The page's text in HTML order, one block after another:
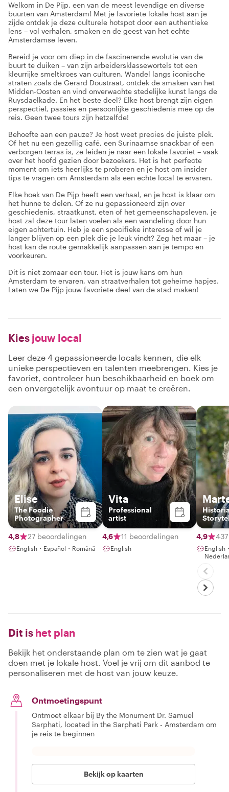
Welkom in De Pijp, een van de meest levendige en diverse
buurten van Amsterdam! Met je favoriete lokale host aan je
zijde ontdek je deze culturele hotspot door een authentieke
lens – vol verhalen, smaken en de geest van het echte
Amsterdamse leven.
Bereid je voor om diep in de fascinerende evolutie van de
buurt te duiken – van zijn arbeidersklassewortels tot een
kleurrijke smeltkroes van culturen. Wandel langs iconische
straten zoals de Gerard Doustraat, ontdek de smaken van het
Midden-Oosten en vind onverwachte stedelijke kunst langs de
Ruysdaelkade. En het beste deel? Elke host brengt zijn eigen
perspectief, passies en persoonlijke geschiedenis mee op de
reis. Geen twee tours zijn hetzelfde!
Behoefte aan een pauze? Je host weet precies de juiste plek.
Of het nu een gezellig café, een Surinaamse snackbar of een
verborgen terras is, ze leiden je naar een lokale favoriet – vaak
over het hoofd gezien door bezoekers. Het is het perfecte
moment om iets heerlijks te proberen en je host om insider
tips te vragen om Amsterdam als een echte local te ervaren.
Elke hoek van De Pijp heeft een verhaal, en je host is klaar om
het hunne te delen. Of ze nu gepassioneerd zijn over
geschiedenis, straatkunst, eten of het gemeenschapsleven, je
host zal deze tour laten voelen als een wandeling door hun
eigen achtertuin. Heb je een specifieke interesse of wil je
langer blijven op een plek die je leuk vindt? Zeg het maar – je
host kan de route gemakkelijk aanpassen aan je tempo en
voorkeuren.
Dit is niet zomaar een tour. Het is jouw kans om hun
Amsterdam te ervaren, van straatverhalen tot geheime hapjes.
Laten we De Pijp jouw favoriete deel van de stad maken!
Kies jouw local
Leer deze 4 gepassioneerde locals kennen, die elk
unieke perspectieven en talenten meebrengen. Kies je
favoriet, controleer hun beschikbaarheid en boek om
een onvergetelijk avontuur op maat te creëren.
Elise
The Foodie
Photographer
4,8 27 beoordelingen
English・Español・Română
Vita
Professional
artist
4,6 11 beoordelingen
English
4,9
English
Dit is het plan
Bekijk het onderstaande plan om te zien wat je gaat
doen met je lokale host. Voel je vrij om dit aanbod te
personaliseren met de host van jouw keuze.
Ontmoetingspunt
Ontmoet elkaar bij By the Monument Dr. Samuel
Sarphati, located in the Sarphati Park - Amsterdam om
je reis te beginnen
Bekijk op kaarten